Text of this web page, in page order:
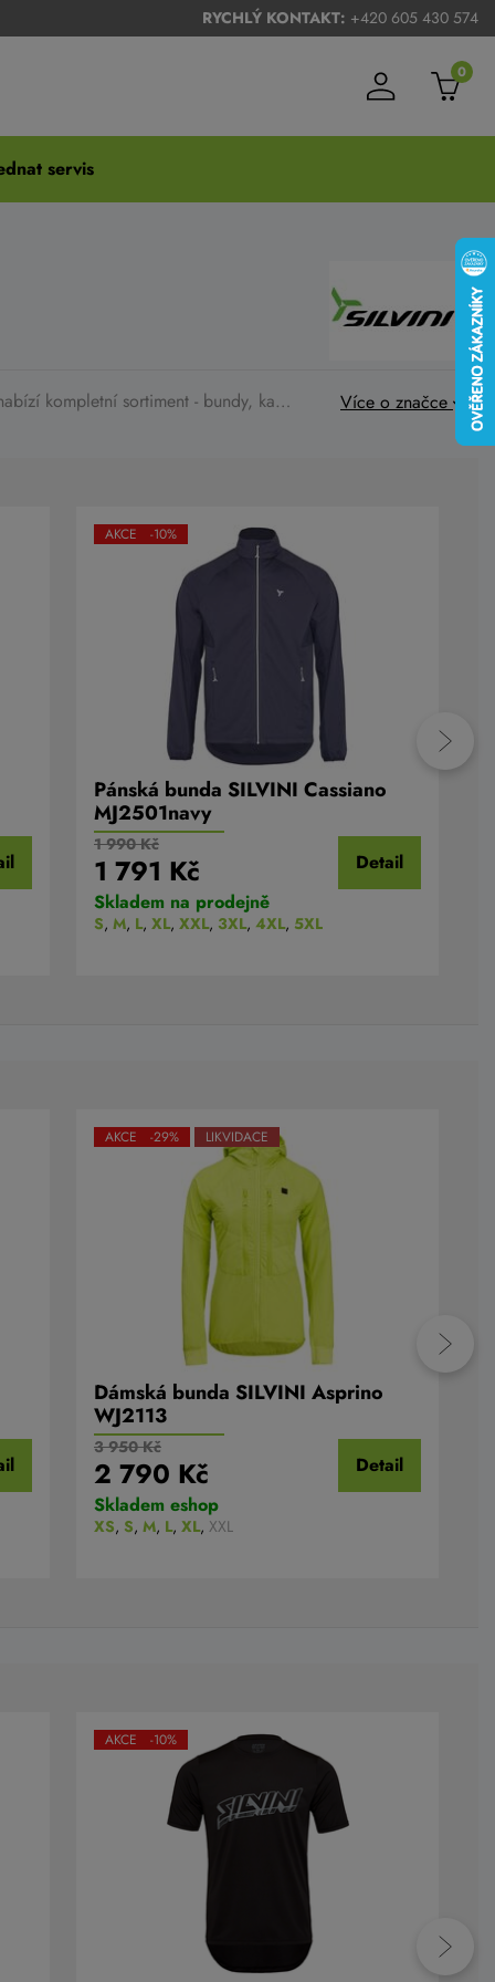
RYCHLÝ KONTAKT: +420 605 430 574
0
servis
kompletní sortiment - bundy, kalhoty, dlouhé kalhoty, kalhoty s laclem, dresy, kukly, čepice a ostatní oblečení pro sport. Můžete nakoupit přes eshop nebo na prodejně a zboží si můžete u nás i vyzkoušet. Více o značce
Pánská bunda SILVINI Cassiano
MJ2501navy
AKCE -10%
1 990 Kč
1 791 Kč
Skladem na prodejně
S, M, L, XL, XXL, 3XL, 4XL, 5XL
Detail
Dámská bunda SILVINI Asprino
WJ2113
AKCE -29% LIKVIDACE
3 950 Kč
2 790 Kč
Skladem eshop
XS, S, M, L, XL, XXL
Detail
AKCE -10%